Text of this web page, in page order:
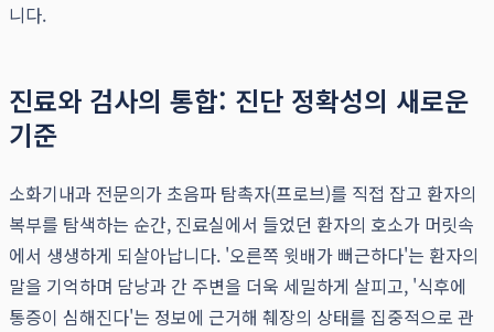
니다.
진료와 검사의 통합: 진단 정확성의 새로운
기준
소화기내과 전문의가 초음파 탐촉자(프로브)를 직접 잡고 환자의
복부를 탐색하는 순간, 진료실에서 들었던 환자의 호소가 머릿속
에서 생생하게 되살아납니다. '오른쪽 윗배가 뻐근하다'는 환자의
말을 기억하며 담낭과 간 주변을 더욱 세밀하게 살피고, '식후에
통증이 심해진다'는 정보에 근거해 췌장의 상태를 집중적으로 관